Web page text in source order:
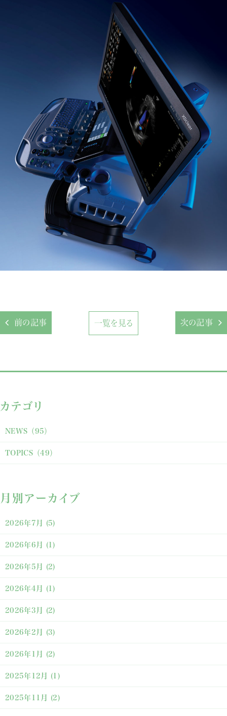
前の記事 一覧を見る 次の記事
カテゴリ
NEWS （95）
TOPICS（49）
月別アーカイブ
2026年7月 (5)
2026年6月 (1)
2026年5月 (2)
2026年4月 (1)
2026年3月 (2)
2026年2月 (3)
2026年1月 (2)
2025年12月 (1)
2025年11月 (2)